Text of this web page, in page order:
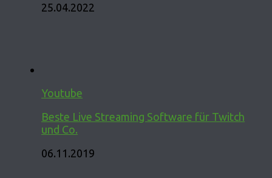
25.04.2022
Youtube
Beste Live Streaming Software für Twitch
und Co.
06.11.2019